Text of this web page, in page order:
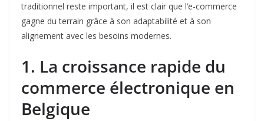
traditionnel reste important, il est clair que l’e-commerce
gagne du terrain grâce à son adaptabilité et à son
alignement avec les besoins modernes.
1. La croissance rapide du
commerce électronique en
Belgique